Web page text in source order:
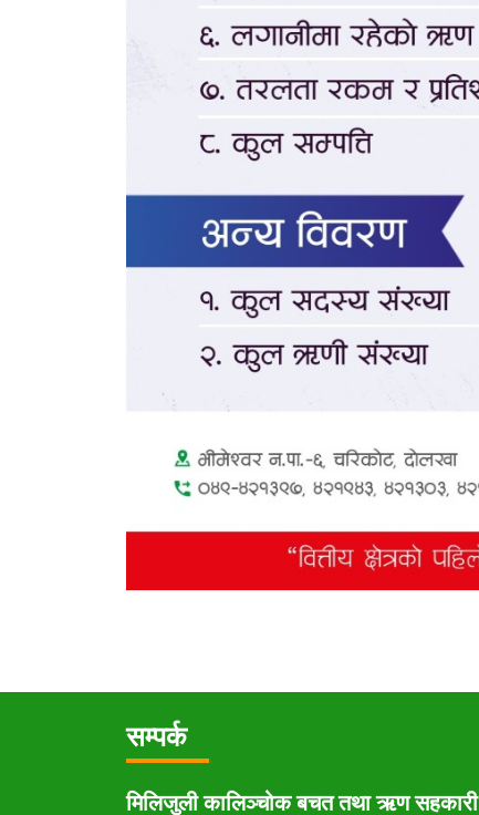
सम्पर्क
मिलिजुली कालिञ्चोक बचत तथा ऋण सहकारी